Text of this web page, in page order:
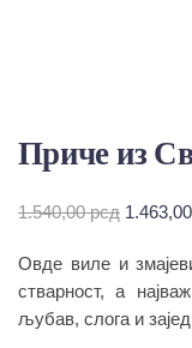
Приче из
1.540,00рсд
је
била:
1.463,00
Овде виле и
стварност, а
љубав, слога и